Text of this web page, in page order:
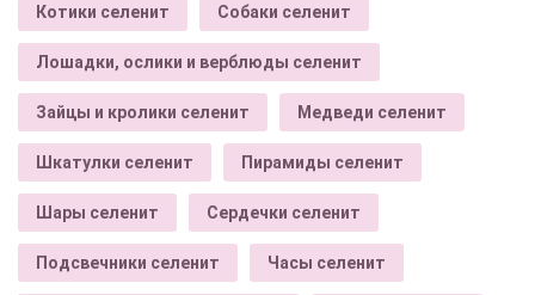
Котики селенит Собаки селенит
Лошадки, ослики и верблюды селенит
Зайцы и кролики селенит Медведи селенит
Шкатулки селенит Пирамиды селенит
Шары селенит Сердечки селенит
Подсвечники селенит Часы селенит